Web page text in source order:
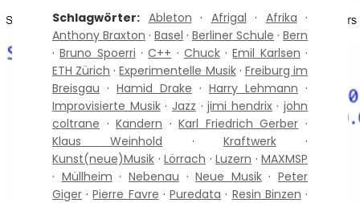
Schlagwörter: Ableton · Afrigal · Afrika ·
Anthony Braxton · Basel · Berliner Schule · Bern
·Bruno Spoerri ·C++ · Chuck·Emil Karlsen ·
ETH Zürich ·Experimentelle Musik· Freiburg im
Breisgau · Hamid Drake · Harry Lehmann ·
Improvisierte Musik· Jazz ·jimi hendrix· john
coltrane ·Kandern ·Karl Friedrich Gerber ·
Klaus Weinhold · Kraftwerk·
Kunst(neue)Musik · Lörrach · Luzern · MAXMSP
· Müllheim · Nebenau ·Neue Musik· Peter
Giger ·Pierre Favre ·Puredata · Resin Binzen ·